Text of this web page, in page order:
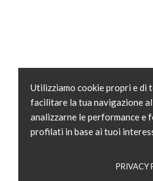
Utilizziamo cookie propri e di
facilitare la tua navigazione
analizzarne le performance
profilati in base ai tuoi
PRIVACY